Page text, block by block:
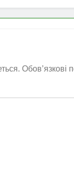
Обов’язкові